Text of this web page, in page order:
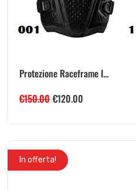
Protezione Raceframe I...
€150.00 €120.00
In offerta!